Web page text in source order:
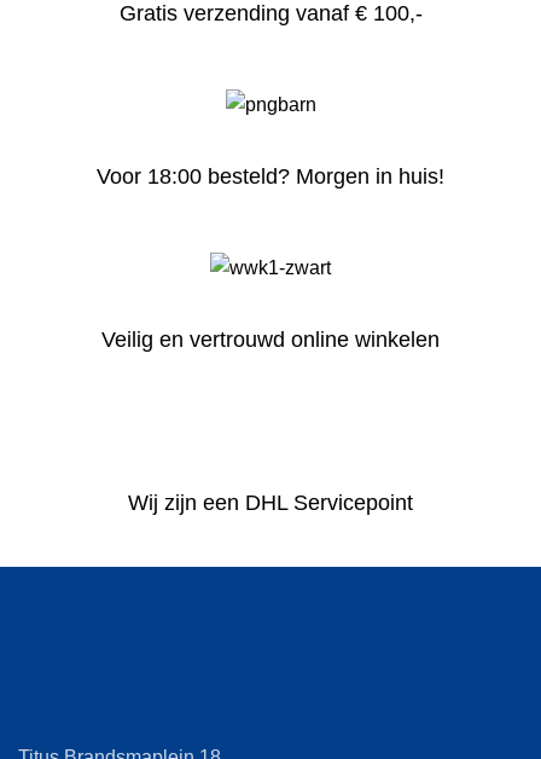
Gratis verzending vanaf € 100,-
Voor 18:00 besteld? Morgen in huis!
Veilig en vertrouwd online winkelen
Wij zijn een DHL Servicepoint